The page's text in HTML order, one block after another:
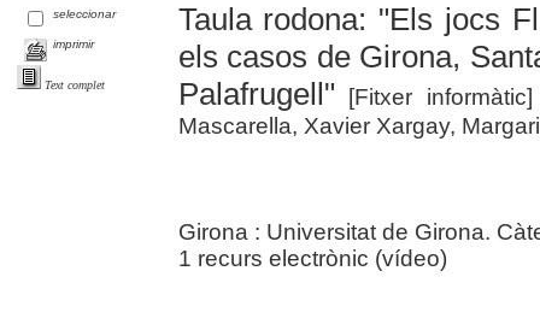
seleccionar
imprimir
Text complet
Taula rodona: "Els jocs
els casos de Girona,
Palafrugell" [Fitxer
Mascarella, Xavier Xargay,
Girona : Universitat de Girona.
1 recurs electrònic (vídeo)